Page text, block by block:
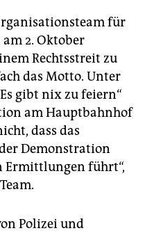
für
2. Oktober
Rechtsstreit zu
das Motto. Unter
gibt nix zu feiern“
am Hauptbahnhof
dass das
Demonstration
Ermittlungen führt“,
Polizei und